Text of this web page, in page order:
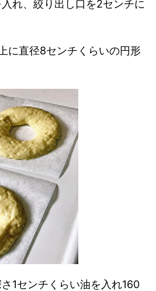
れ、絞り出し口を2センチに
に直径8センチくらいの円形
1センチくらい油を入れ160